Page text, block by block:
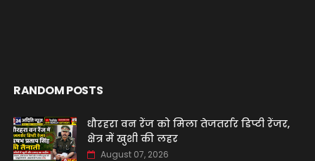
RANDOM POSTS
धौरहरा वन रेंज को मिला तेजतर्रार डिप्टी रेंजर,
क्षेत्र में खुशी की लहर
August 07, 2026